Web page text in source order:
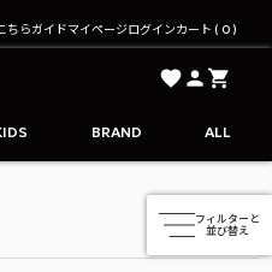
ちらガイドマイページログインカート 0
リミテッドエディション公式オンライ
BRAND ALL